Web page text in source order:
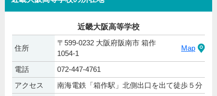
近畿大阪高等学校
住所
〒599-0232 大阪府阪南市 箱作
1054-1
Map
電話
072-447-4761
アクセス
南海電鉄「箱作駅」北側出口を出て徒歩５分